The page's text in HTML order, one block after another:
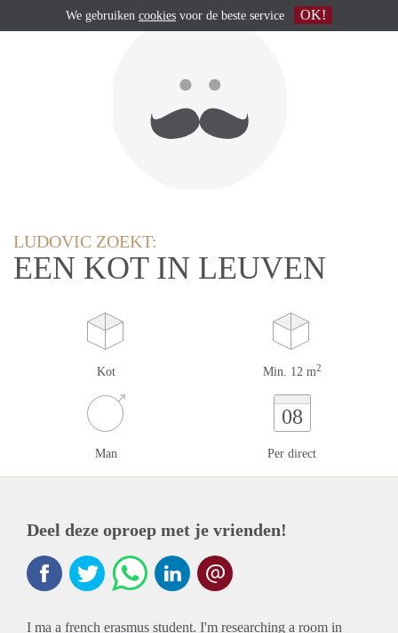
LUDOVIC ZOEKT:
EEN KOT IN LEUVEN
Kot Min. 12 m2
Man
08
Per direct
Deel deze oproep met je vrienden!
I ma a french erasmus student. I'm researching a room in
We gebruiken cookies voor de beste service OK!